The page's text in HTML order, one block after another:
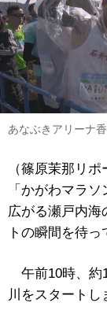
あなぶきアリーナ
（篠原茉那リポ
「かがわマラ
広がる瀬戸内海
トの瞬間を待っ
午前10時、約
川をスタートし